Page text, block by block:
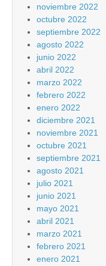
noviembre 2022
octubre 2022
septiembre 2022
agosto 2022
junio 2022
abril 2022
marzo 2022
febrero 2022
enero 2022
diciembre 2021
noviembre 2021
octubre 2021
septiembre 2021
agosto 2021
julio 2021
junio 2021
mayo 2021
abril 2021
marzo 2021
febrero 2021
enero 2021